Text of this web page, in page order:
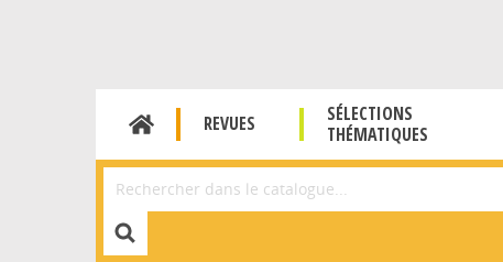
REVUES
SÉLECTIONS
THÉMATIQUES
Affiner la Recherche